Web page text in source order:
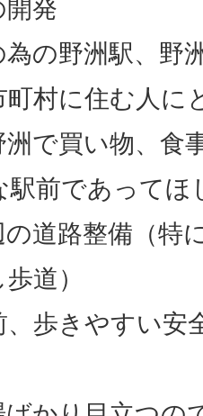
開発
為の野洲駅、野
町村に住む人に
洲で買い物、食
駅前であってほ
の道路整備（特
道）
、歩きやすい安